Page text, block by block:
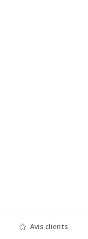
Avis clients